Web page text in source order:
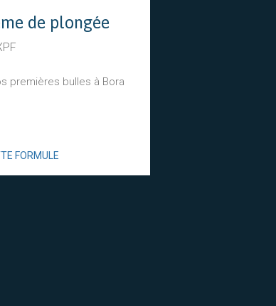
de plongée
premières bulles à Bora
FORMULE